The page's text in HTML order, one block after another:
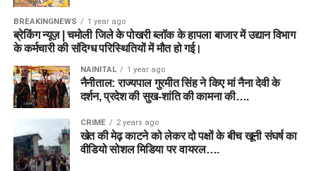
BREAKINGNEWS 1 year ago
ब्रेकिंग न्यूज़ | चमोली जिले के पोखरी ब्लॉक के हापला बाजार में उद्यान विभाग
के कर्मचारी की संदिग्ध परिस्थितियों में मौत हो गई।
NAINITAL 1 year ago
नैनीताल: राज्यपाल गुरमीत सिंह ने किए मां नैना देवी के
दर्शन, प्रदेश की सुख-शांति की कामना की….
CRIME 2 years ago
खेत की मेढ़ काटने को लेकर दो पक्षों के बीच खूनी संघर्ष का
वीडियो सोशल मिडिया पर वायरल….